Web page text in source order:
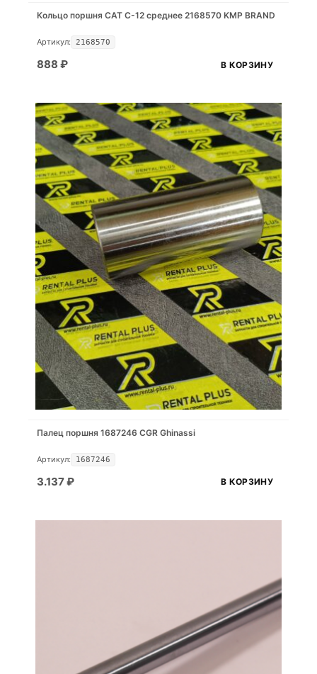
Кольцо поршня CAT C-12 среднее 2168570 KMP BRAND
Артикул: 2168570
888 ₽ В КОРЗИНУ
Палец поршня 1687246 CGR Ghinassi
Артикул: 1687246
3.137₽ В КОРЗИНУ